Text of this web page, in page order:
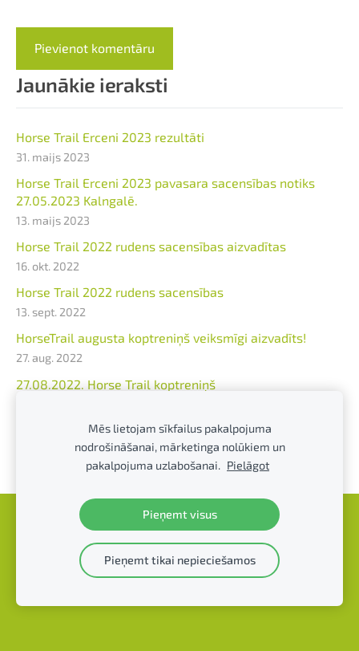
Jaunākie ieraksti
Horse Trail Erceni 2023 rezultāti
31. maijs 2023
Horse Trail Erceni 2023 pavasara sacensības notiks
27.05.2023 Kalngalē.
13. maijs 2023
Horse Trail 2022 rudens sacensības aizvadītas
16. okt. 2022
Horse Trail 2022 rudens sacensības
13. sept. 2022
HorseTrail augusta koptreniņš veiksmīgi aizvadīts!
27. aug. 2022
27.08.2022. Horse Trail koptreniņš
23.07.2022. Horse Trail koptreniņš Ercenos
12. jūl. 2022
Sīkdatnes
Mēs lietojam sīkfailus pakalpojuma
nodrošināšanai, mārketinga nolūkiem un
pakalpojuma uzlabošanai. Pielāgot
Pieņemt visus
Pieņemt tikai nepieciešamos